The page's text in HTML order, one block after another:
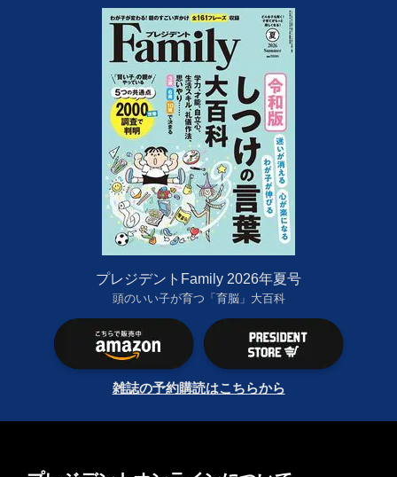
プレジデントFamily 2026年夏号
頭のいい子が育つ「育脳」大百科
雑誌の予約購読はこちらから